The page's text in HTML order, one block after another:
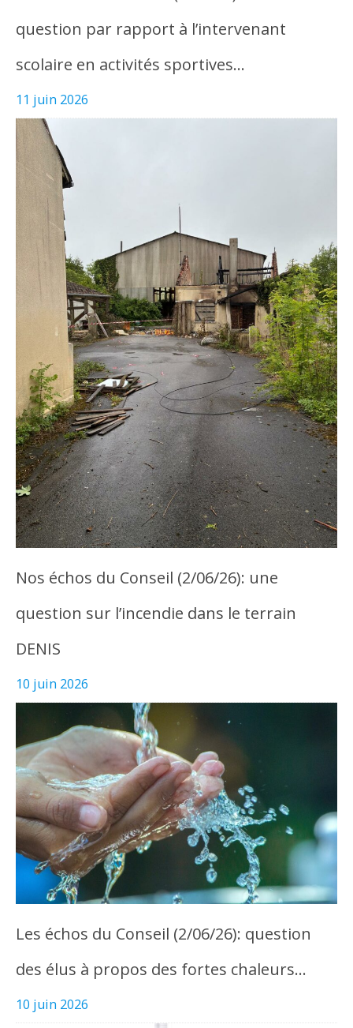
question par rapport à l’intervenant
scolaire en activités sportives…
11 juin 2026
Nos échos du Conseil (2/06/26): une
question sur l’incendie dans le terrain
DENIS
10 juin 2026
Les échos du Conseil (2/06/26): question
des élus à propos des fortes chaleurs…
10 juin 2026